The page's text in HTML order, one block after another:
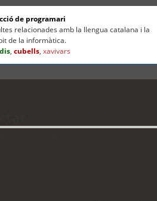
de programari
relacionades amb la llengua catalana i la
de la informàtica.
,cubells,xavivars